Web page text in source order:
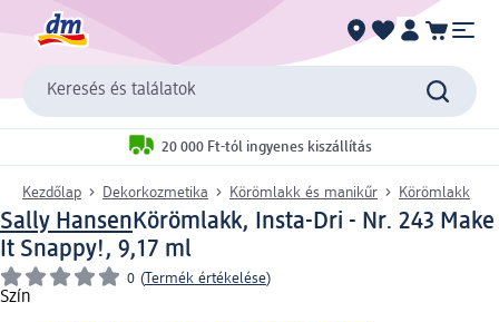
Keresés és találatok
20 000 Ft-tól ingyenes kiszállítás
Kezdőlap Dekorkozmetika Körömlakk és manikűr Körömlakk
Sally Hansen Körömlakk, Insta-Dri - Nr. 243 Make
It Snappy!, 9,17 ml
0 (Termék értékelése)
Szín